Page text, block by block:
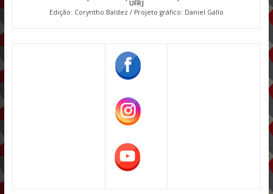
UFRJ
Edição: Coryntho Baldez / Projeto gráfico: Daniel Gallo